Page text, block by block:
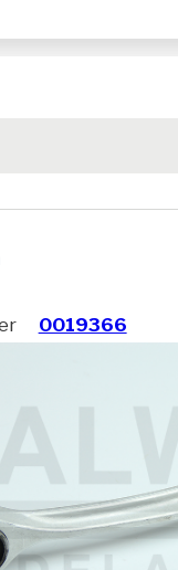
0019366